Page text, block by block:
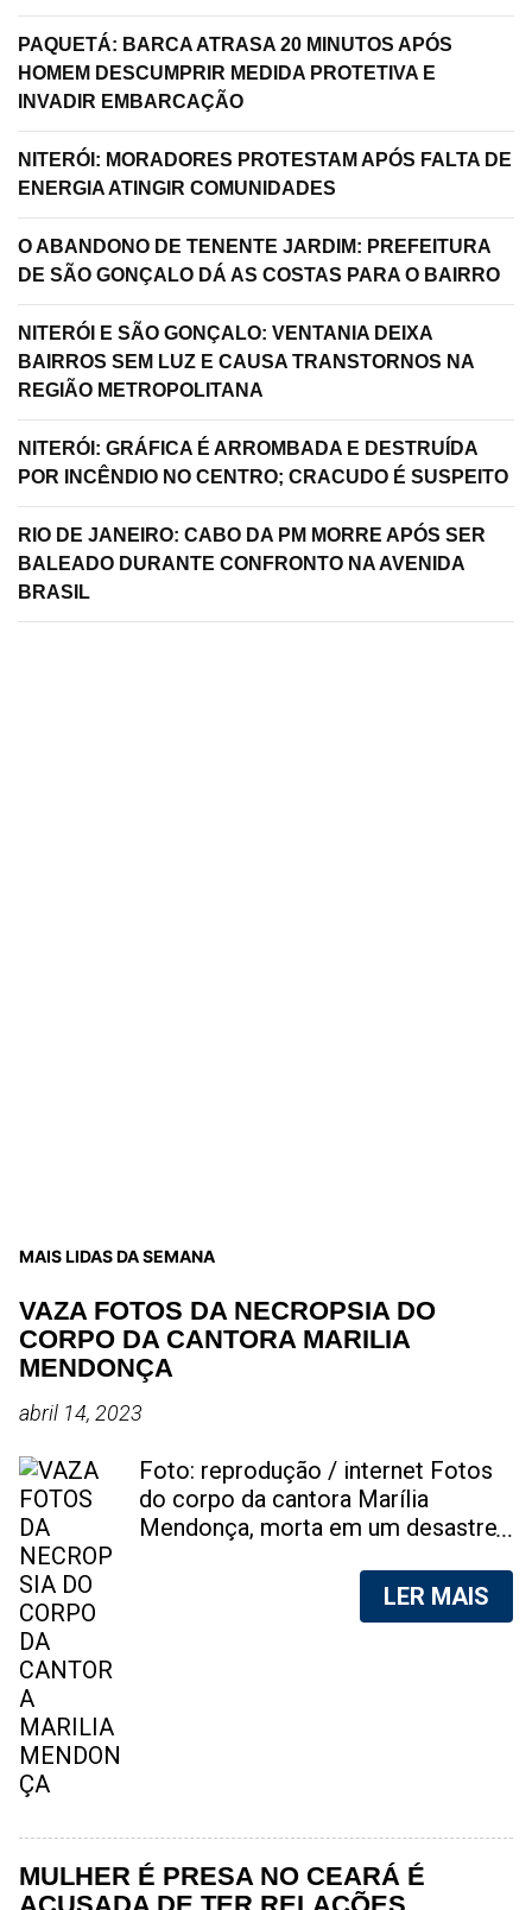
PAQUETÁ: BARCA ATRASA 20 MINUTOS APÓS
HOMEM DESCUMPRIR MEDIDA PROTETIVA E
INVADIR EMBARCAÇÃO
NITERÓI: MORADORES PROTESTAM APÓS FALTA DE
ENERGIA ATINGIR COMUNIDADES
O ABANDONO DE TENENTE JARDIM: PREFEITURA
DE SÃO GONÇALO DÁ AS COSTAS PARA O BAIRRO
NITERÓI E SÃO GONÇALO: VENTANIA DEIXA
BAIRROS SEM LUZ E CAUSA TRANSTORNOS NA
REGIÃO METROPOLITANA
NITERÓI: GRÁFICA É ARROMBADA E DESTRUÍDA
POR INCÊNDIO NO CENTRO; CRACUDO É SUSPEITO
RIO DE JANEIRO: CABO DA PM MORRE APÓS SER
BALEADO DURANTE CONFRONTO NA AVENIDA
BRASIL
MAIS LIDAS DA SEMANA
VAZA FOTOS DA NECROPSIA DO
CORPO DA CANTORA MARILIA
MENDONÇA
abril 14, 2023
Foto: reprodução / internet Fotos
do corpo da cantora Marília
Mendonça, morta em um desastre
foram vazadas na internet. A
divulgação de fotos do corpo de
vendendo as fotos. Cada foto, no
valor de R$20 (Vinte reais). A
assessoria da família de Marília
LER MAIS
MULHER É PRESA NO CEARÁ É